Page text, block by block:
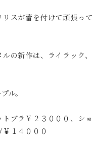
スが蕾を付けて頑張って
ルの新作は、ライラック
ル。
トブラ￥２３０００、シ
￥１４０００